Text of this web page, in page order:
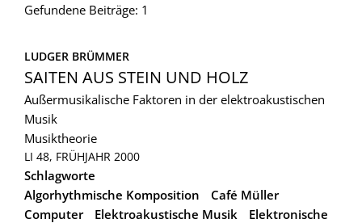
Gefundene Beiträge: 1
LUDGER BRÜMMER
SAITEN AUS STEIN UND HOLZ
Außermusikalische Faktoren in der elektroakustischen
Musik
Musiktheorie
LI 48, FRÜHJAHR 2000
Schlagworte
Algorhythmische Komposition
Café Müller
Computer
Elektroakustische Musik
Elektronische